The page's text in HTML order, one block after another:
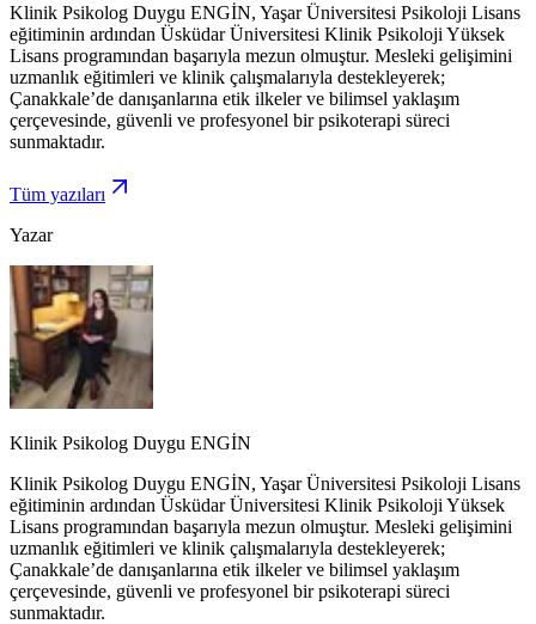
Klinik Psikolog Duygu ENGİN, Yaşar Üniversitesi Psikoloji Lisans
eğitiminin ardından Üsküdar Üniversitesi Klinik Psikoloji Yüksek
Lisans programından başarıyla mezun olmuştur. Mesleki gelişimini
uzmanlık eğitimleri ve klinik çalışmalarıyla destekleyerek;
Çanakkale’de danışanlarına etik ilkeler ve bilimsel yaklaşım
çerçevesinde, güvenli ve profesyonel bir psikoterapi süreci
sunmaktadır.
Tüm yazıları
Yazar
Klinik Psikolog Duygu ENGİN
Klinik Psikolog Duygu ENGİN, Yaşar Üniversitesi Psikoloji Lisans
eğitiminin ardından Üsküdar Üniversitesi Klinik Psikoloji Yüksek
Lisans programından başarıyla mezun olmuştur. Mesleki gelişimini
uzmanlık eğitimleri ve klinik çalışmalarıyla destekleyerek;
Çanakkale’de danışanlarına etik ilkeler ve bilimsel yaklaşım
çerçevesinde, güvenli ve profesyonel bir psikoterapi süreci
sunmaktadır.